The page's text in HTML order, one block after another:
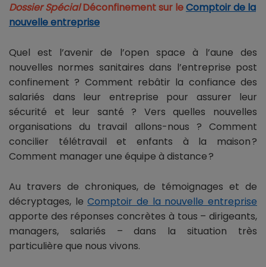
Dossier SpécialDéconfinement sur leComptoir de la
nouvelle entreprise
Quel est l’avenir de l’open space à l’aune des
nouvelles normes sanitaires dans l’entreprise post
confinement ? Comment rebâtir la confiance des
salariés dans leur entreprise pour assurer leur
sécurité et leur santé ? Vers quelles nouvelles
organisations du travail allons-nous ? Comment
concilier télétravail et enfants à la maison ?
Comment manager une équipe à distance ?
Au travers de chroniques, de témoignages et de
décryptages, leComptoir de la nouvelle entreprise
apporte des réponses concrètes à tous – dirigeants,
managers, salariés – dans la situation très
particulière que nous vivons.